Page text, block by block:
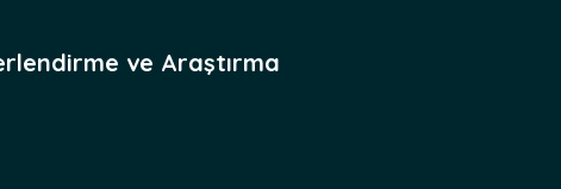
ve Araştırma